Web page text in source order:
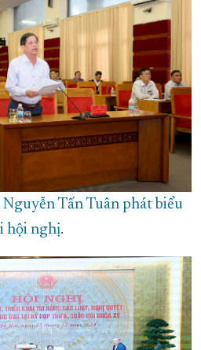
Tấn Tuân phát biểu
hội nghị.